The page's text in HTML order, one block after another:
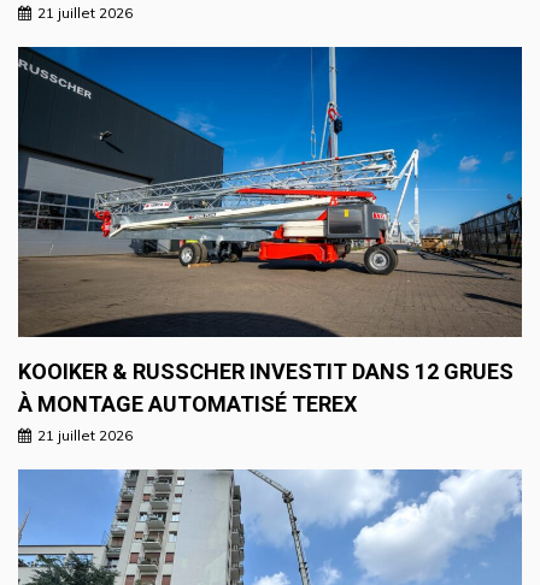
21 juillet 2026
KOOIKER & RUSSCHER INVESTIT DANS 12 GRUES
À MONTAGE AUTOMATISÉ TEREX
21 juillet 2026